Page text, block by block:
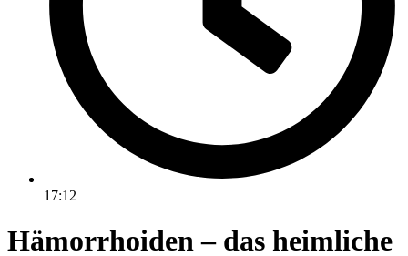
17:12
Hämorrhoiden – das heimliche